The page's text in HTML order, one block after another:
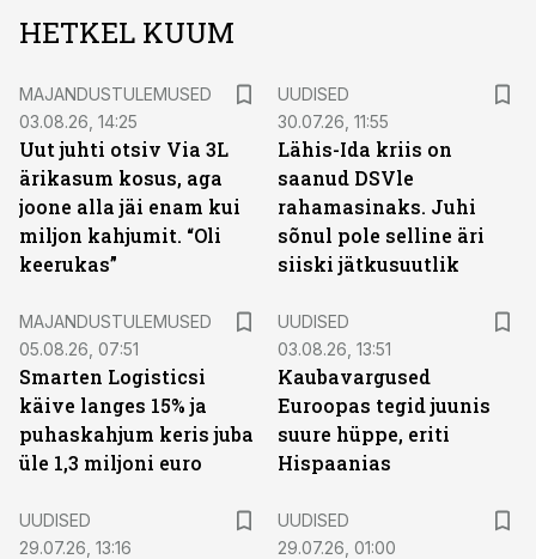
HETKEL KUUM
MAJANDUSTULEMUSED
03.08.26, 14:25
Uut juhti otsiv Via 3L
ärikasum kosus, aga
joone alla jäi enam kui
miljon kahjumit. “Oli
keerukas”
UUDISED
30.07.26, 11:55
Lähis-Ida kriis on
saanud DSVle
rahamasinaks. Juhi
sõnul pole selline äri
siiski jätkusuutlik
MAJANDUSTULEMUSED
05.08.26, 07:51
Smarten Logisticsi
käive langes 15% ja
puhaskahjum keris juba
üle 1,3 miljoni euro
UUDISED
03.08.26, 13:51
Kaubavargused
Euroopas tegid juunis
suure hüppe, eriti
Hispaanias
UUDISED
29.07.26, 13:16
UUDISED
29.07.26, 01:00